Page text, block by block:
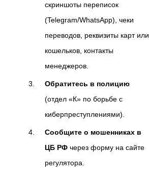
скриншоты переписок
(Telegram/WhatsApp), чеки
переводов, реквизиты карт или
кошельков, контакты
менеджеров.
Обратитесь в полицию
(отдел «К» по борьбе с
киберпреступлениями).
Сообщите о мошенниках в
ЦБ РФ через форму на сайте
регулятора.